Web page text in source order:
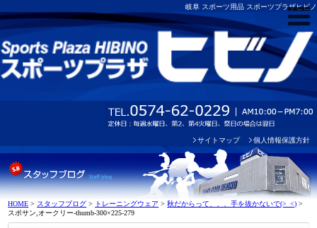
岐阜 スポーツ用品 スポーツプラザヒビノ
サイトマップ 個人情報保護方針
HOME > スタッフブログ > トレーニングウェア >秋だからって、、、手を抜かないで(>_<) >
スポサン,オークリー-thumb-300×225-279